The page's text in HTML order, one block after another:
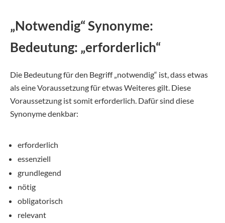
„Notwendig“ Synonyme:
Bedeutung: „erforderlich“
Die Bedeutung für den Begriff „notwendig“ ist, dass etwas
als eine Voraussetzung für etwas Weiteres gilt. Diese
Voraussetzung ist somit erforderlich. Dafür sind diese
Synonyme denkbar:
erforderlich
essenziell
grundlegend
nötig
obligatorisch
relevant